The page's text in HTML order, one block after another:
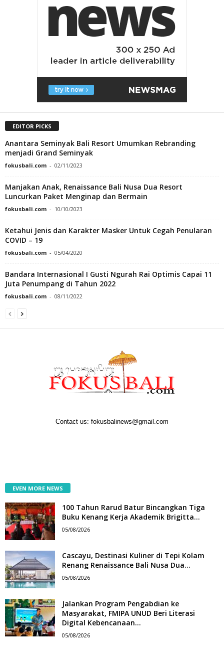
EDITOR PICKS
Anantara Seminyak Bali Resort Umumkan Rebranding
menjadi Grand Seminyak
fokusbali.com - 02/11/2023
Manjakan Anak, Renaissance Bali Nusa Dua Resort
Luncurkan Paket Menginap dan Bermain
fokusbali.com - 10/10/2023
Ketahui Jenis dan Karakter Masker Untuk Cegah Penularan
COVID – 19
fokusbali.com - 05/04/2020
Bandara Internasional I Gusti Ngurah Rai Optimis Capai 11
Juta Penumpang di Tahun 2022
fokusbali.com - 08/11/2022
Contact us: fokusbalinews@gmail.com
EVEN MORE NEWS
100 Tahun Rarud Batur Bincangkan Tiga
Buku Kenang Kerja Akademik Brigitta...
05/08/2026
Cascayu, Destinasi Kuliner di Tepi Kolam
Renang Renaissance Bali Nusa Dua...
05/08/2026
Jalankan Program Pengabdian ke
Masyarakat, FMIPA UNUD Beri Literasi
Digital Kebencanaan...
05/08/2026